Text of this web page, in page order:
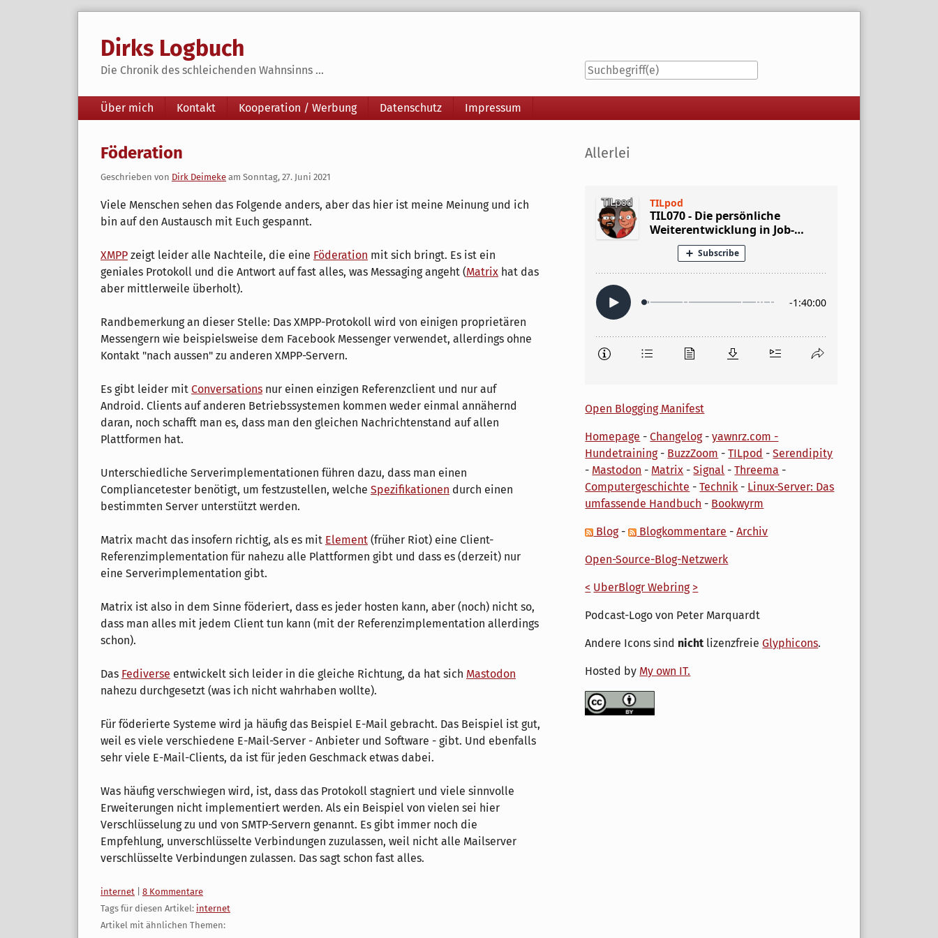
Dirks Logbuch
Die Chronik des schleichenden Wahnsinns ...
Navigation
Über mich Kontakt Kooperation / Werbung Datenschutz Impressum
Föderation
Geschrieben von Dirk Deimeke am Sonntag, 27. Juni 2021
Viele Menschen sehen das Folgende anders, aber das hier ist meine Meinung und ich
bin auf den Austausch mit Euch gespannt.
XMPP zeigt leider alle Nachteile, die eine Föderation mit sich bringt. Es ist ein
geniales Protokoll und die Antwort auf fast alles, was Messaging angeht (Matrix hat das
aber mittlerweile überholt).
Randbemerkung an dieser Stelle: Das XMPP-Protokoll wird von einigen proprietären
Messengern wie beispielsweise dem Facebook Messenger verwendet, allerdings ohne
Kontakt "nach aussen" zu anderen XMPP-Servern.
Es gibt leider mit Conversations nur einen einzigen Referenzclient und nur auf
Android. Clients auf anderen Betriebssystemen kommen weder einmal annähernd
daran, noch schafft man es, dass man den gleichen Nachrichtenstand auf allen
Plattformen hat.
Unterschiedliche Serverimplementationen führen dazu, dass man einen
Compliancetester benötigt, um festzustellen, welche Spezifikationen durch einen
bestimmten Server unterstützt werden.
Matrix macht das insofern richtig, als es mit Element (früher Riot) eine Client-
Referenzimplementation für nahezu alle Plattformen gibt und dass es (derzeit) nur
eine Serverimplementation gibt.
Matrix ist also in dem Sinne föderiert, dass es jeder hosten kann, aber (noch) nicht so,
dass man alles mit jedem Client tun kann (mit der Referenzimplementation allerdings
schon).
Das Fediverse entwickelt sich leider in die gleiche Richtung, da hat sich Mastodon
nahezu durchgesetzt (was ich nicht wahrhaben wollte).
Für föderierte Systeme wird ja häufig das Beispiel E-Mail gebracht. Das Beispiel ist gut,
weil es viele verschiedene E-Mail-Server - Anbieter und Software - gibt. Und ebenfalls
sehr viele E-Mail-Clients, da ist für jeden Geschmack etwas dabei.
Was häufig verschwiegen wird, ist, dass das Protokoll stagniert und viele sinnvolle
Erweiterungen nicht implementiert werden. Als ein Beispiel von vielen sei hier
Verschlüsselung zu und von SMTP-Servern genannt. Es gibt immer noch die
Empfehlung, unverschlüsselte Verbindungen zuzulassen, weil nicht alle Mailserver
verschlüsselte Verbindungen zulassen. Das sagt schon fast alles.
Kategorien:
internet
8 Kommentare
Tags für diesen Artikel: internet
Artikel mit ähnlichen Themen:
Seitenleiste
Allerlei
Open Blogging Manifest
Homepage -Changelog-yawnrz.com -
Hundetraining- BuzzZoom -TILpod -Serendipity
- Mastodon - Matrix -Signal -Threema -
Computergeschichte -Technik - Linux-Server: Das
umfassende Handbuch - Bookwyrm
Blog- Blogkommentare -Archiv
Open-Source-Blog-Netzwerk
< UberBlogr Webring >
Podcast-Logo von Peter Marquardt
Andere Icons sind nicht lizenzfreieGlyphicons.
Hosted by My own IT.